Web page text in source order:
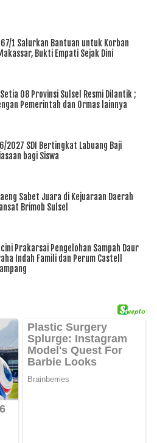
67/1 Salurkan Bantuan untuk Korban
Bukti Empati Sejak Dini
Setia 08 Provinsi Sulsel Resmi Dilantik ;
Pemerintah dan Ormas lainnya
2027 SDI Bertingkat Labuang Baji
bagi Siswa
Sabet Juara di Kejuaraan Daerah
Brimob Sulsel
Prakarsai Pengelohan Sampah Daur
Indah Famili dan Perum Castell